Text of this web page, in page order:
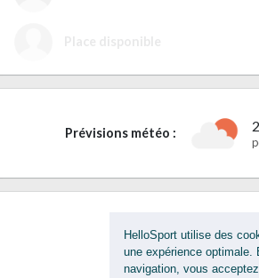
HelloSport utilise des
une expérience optimale.
navigation, vous
Prévisions météo :
Discussion
Signaler cette